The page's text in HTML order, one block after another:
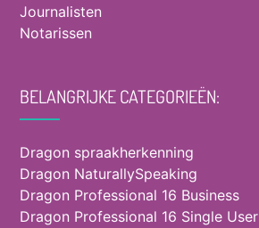
Journalisten
Notarissen
BELANGRIJKE CATEGORIEËN:
Dragon spraakherkenning
Dragon NaturallySpeaking
Dragon Professional 16 Business
Dragon Professional 16 Single User